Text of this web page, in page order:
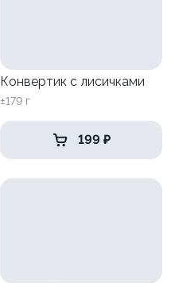
Конвертик с лисичками
±179 г
199 ₽